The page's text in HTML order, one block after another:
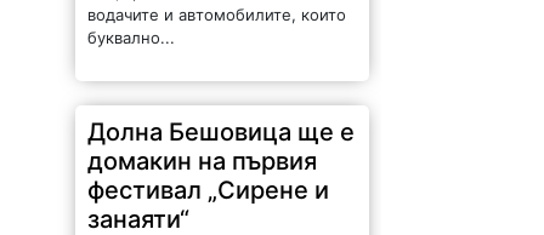
водачите и автомобилите, които
буквално...
Долна Бешовица ще е
домакин на първия
фестивал „Сирене и
занаяти“